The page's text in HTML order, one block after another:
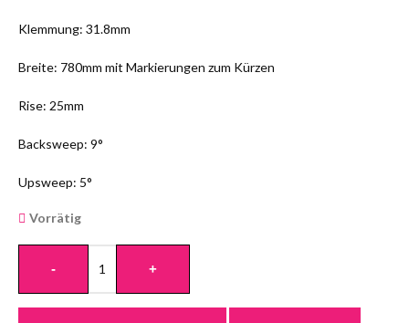
Klemmung: 31.8mm
Breite: 780mm mit Markierungen zum Kürzen
Rise: 25mm
Backsweep: 9°
Upsweep: 5°
Vorrätig
- +